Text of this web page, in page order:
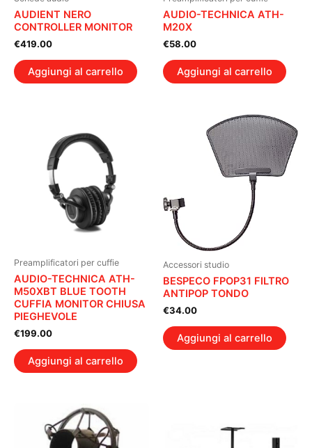
AUDIENT NERO
CONTROLLER MONITOR
€419.00
Aggiungi al carrello
AUDIO-TECHNICA ATH-
M20X
€58.00
Aggiungi al carrello
Preamplificatori per cuffie
AUDIO-TECHNICA ATH-
M50XBT BLUE TOOTH
CUFFIA MONITOR CHIUSA
PIEGHEVOLE
€199.00
Aggiungi al carrello
Accessori studio
BESPECO FPOP31 FILTRO
ANTIPOP TONDO
€34.00
Aggiungi al carrello